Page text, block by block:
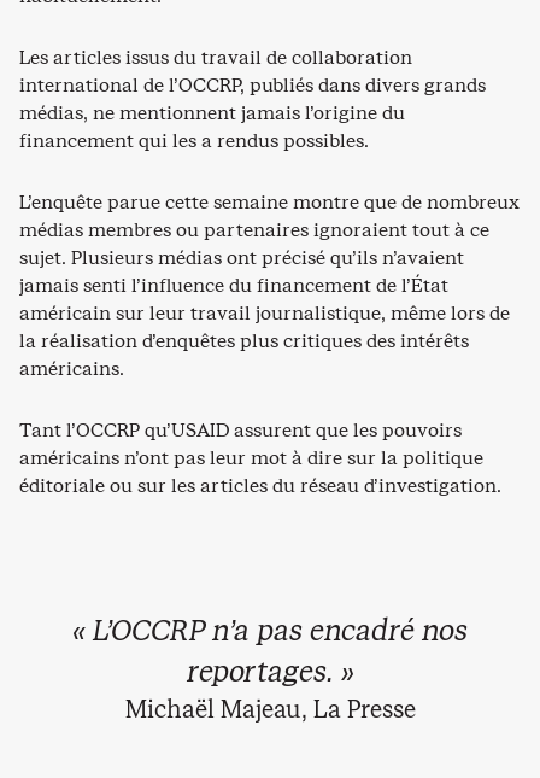
Les articles issus du travail de collaboration
international de l’OCCRP, publiés dans divers grands
médias, ne mentionnent jamais l’origine du
financement qui les a rendus possibles.
L’enquête parue cette semaine montre que de nombreux
médias membres ou partenaires ignoraient tout à ce
sujet. Plusieurs médias ont précisé qu’ils n’avaient
jamais senti l’influence du financement de l’État
américain sur leur travail journalistique, même lors de
la réalisation d’enquêtes plus critiques des intérêts
américains.
Tant l’OCCRP qu’USAID assurent que les pouvoirs
américains n’ont pas leur mot à dire sur la politique
éditoriale ou sur les articles du réseau d’investigation.
« L’OCCRP n’a pas encadré nos
reportages. »
Michaël Majeau, La Presse